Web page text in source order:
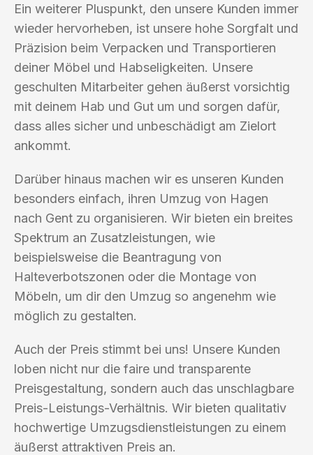
Ein weiterer Pluspunkt, den unsere Kunden immer
wieder hervorheben, ist unsere hohe Sorgfalt und
Präzision beim Verpacken und Transportieren
deiner Möbel und Habseligkeiten. Unsere
geschulten Mitarbeiter gehen äußerst vorsichtig
mit deinem Hab und Gut um und sorgen dafür,
dass alles sicher und unbeschädigt am Zielort
ankommt.
Darüber hinaus machen wir es unseren Kunden
besonders einfach, ihren Umzug von Hagen
nach Gent zu organisieren. Wir bieten ein breites
Spektrum an Zusatzleistungen, wie
beispielsweise die Beantragung von
Halteverbotszonen oder die Montage von
Möbeln, um dir den Umzug so angenehm wie
möglich zu gestalten.
Auch der Preis stimmt bei uns! Unsere Kunden
loben nicht nur die faire und transparente
Preisgestaltung, sondern auch das unschlagbare
Preis-Leistungs-Verhältnis. Wir bieten qualitativ
hochwertige Umzugsdienstleistungen zu einem
äußerst attraktiven Preis an.